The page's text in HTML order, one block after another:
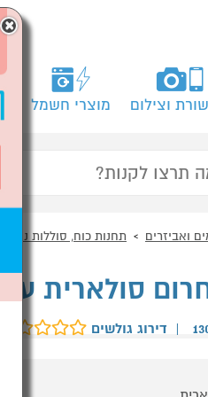
וצילום מוצרי חשמל
ואביזרים תחנות כוח, סוללות
סולארית
| דירוג גולשים
×